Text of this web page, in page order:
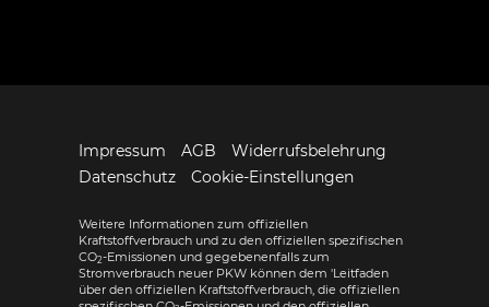
Impressum AGB
Widerrufsbelehrung
Datenschutz
Cookie-Einstellungen
Weitere Informationen zum offiziellen
Kraftstoffverbrauch und zu den offiziellen spezifischen
CO2-Emissionen und gegebenenfalls zum
Stromverbrauch neuer PKW können dem 'Leitfaden
über den offiziellen Kraftstoffverbrauch, die offiziellen